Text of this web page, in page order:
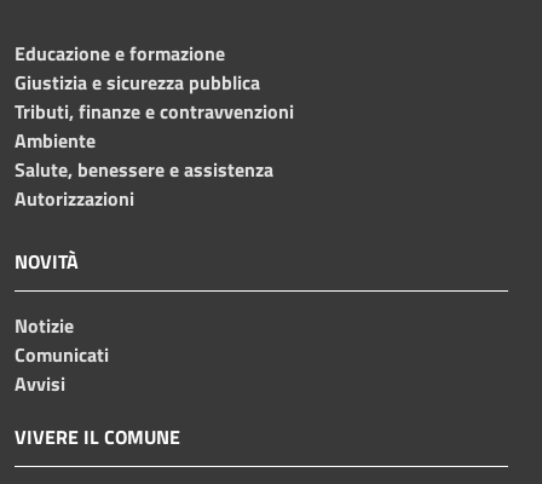
Educazione e formazione
Giustizia e sicurezza pubblica
Tributi, finanze e contravvenzioni
Ambiente
Salute, benessere e assistenza
Autorizzazioni
NOVITÀ
Notizie
Comunicati
Avvisi
VIVERE IL COMUNE